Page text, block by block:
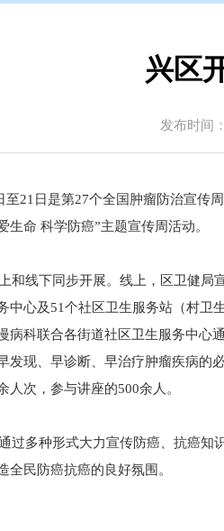
兴区
发布时间
日是第27个全国肿瘤防治宣传周
命 科学防癌”主题宣传周活动。
线下同步开展。线上，区卫健局宣
中心及51个社区卫生服务站（村卫
病科联合各街道社区卫生服务中心
发现、早诊断、早治疗肿瘤疾病的
人次，参与讲座的500余人。
多种形式大力宣传防癌、抗癌知识
全民防癌抗癌的良好氛围。